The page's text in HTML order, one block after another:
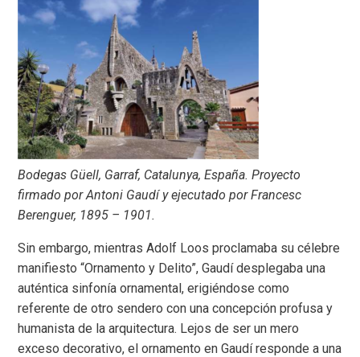
Bodegas Güell, Garraf, Catalunya, España. Proyecto
firmado por Antoni Gaudí y ejecutado por Francesc
Berenguer, 1895 – 1901.
Sin embargo, mientras Adolf Loos proclamaba su célebre
manifiesto “Ornamento y Delito”, Gaudí desplegaba una
auténtica sinfonía ornamental, erigiéndose como
referente de otro sendero con una concepción profusa y
humanista de la arquitectura. Lejos de ser un mero
exceso decorativo, el ornamento en Gaudí responde a una